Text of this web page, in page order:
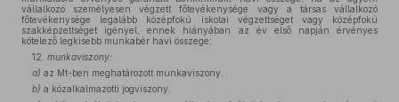
vállalkozó személyesen végzett főtevékenysége vagy a társas vállalkozó
főtevékenysége legalább középfokú iskolai végzettséget vagy középfokú
szakképzettséget igényel, ennek hiányában az év első napján érvényes
kötelező legkisebb munkabér havi összege;
12. munkaviszony:
a) az Mt-ben meghatározott munkaviszony,
b) a közalkalmazotti jogviszony,